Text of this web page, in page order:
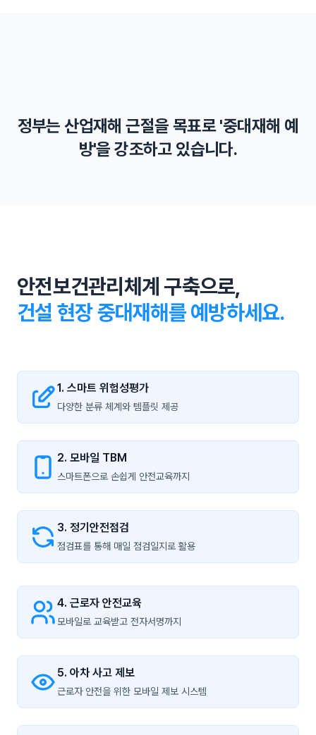
산재로 인한 사망자가 발생하면 기업은 영업이익 최대 5%
를 과징금으로 내야 합니다.
외국인 근로자 고용 제한
외국인 근로자가 안전사고로 중대재해와 사망할 경우 외국
인 근로자 고용을 제한합니다.
중대재해 사건 무관용 원칙
노동부와 대검찰청 간 협의체 구성 등으로 중대재해 발생시
정부는 산업재해 근절을 목표로 '중대재해 예
방'을 강조하고 있습니다.
안전보건관리체계 구축으로,
건설 현장 중대재해를 예방하세요.
1. 스마트 위험성평가
다양한 분류 체계와 템플릿 제공
2. 모바일 TBM
스마트폰으로 손쉽게 안전교육까지
3. 정기안전점검
점검표를 통해 매일 점검일지로 활용
4. 근로자 안전교육
모바일로 교육받고 전자서명까지
5. 아차 사고 제보
근로자 안전을 위한 모바일 제보 시스템